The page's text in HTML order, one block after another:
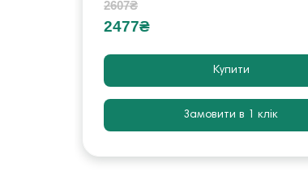
2607₴
2477₴
Купити
Замовити в 1 клік